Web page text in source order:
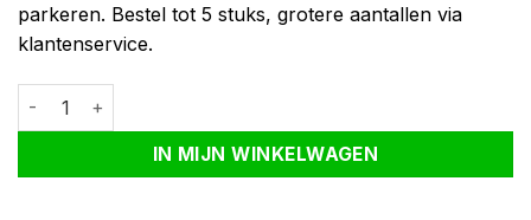
parkeren. Bestel tot 5 stuks, grotere aantallen via
klantenservice.
Fietsenstandaard Bosch eBike aantal
IN MIJN WINKELWAGEN
Alternative: